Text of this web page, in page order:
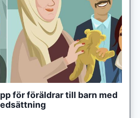
för föräldrar till barn med